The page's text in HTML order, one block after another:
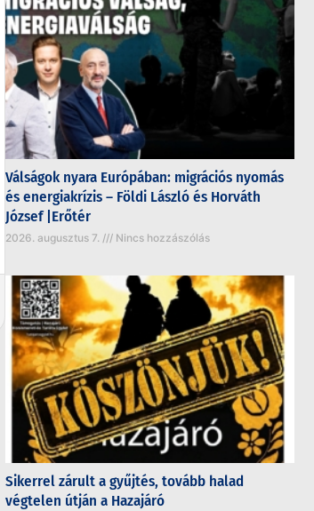
Válságok nyara Európában: migrációs nyomás
és energiakrízis – Földi László és Horváth
József |Erőtér
2026. augusztus 7. Nincs hozzászólás
Sikerrel zárult a gyűjtés, tovább halad
végtelen útján a Hazajáró